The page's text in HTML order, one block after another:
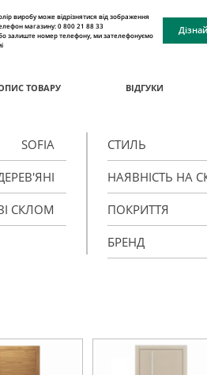
виробу може відрізнятися від зображення
магазину: 0 800 21 88 33
залиште номер телефону, ми зателефонуємо
ТОВАРУ ВІДГУКИ
SOFIA
СКЛОМ
СТИЛЬ
НАЯВНІСТЬ НА
ПОКРИТТЯ
БРЕНД